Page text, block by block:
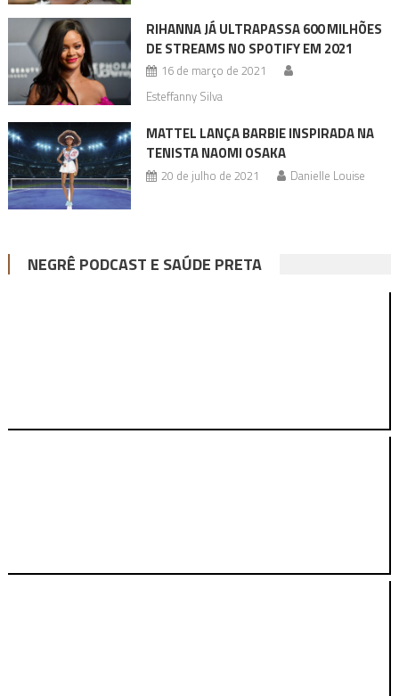
RIHANNA JÁ ULTRAPASSA 600 MILHÕES
DE STREAMS NO SPOTIFY EM 2021
16 de março de 2021
Esteffanny Silva
MATTEL LANÇA BARBIE INSPIRADA NA
TENISTA NAOMI OSAKA
20 de julho de 2021 Danielle Louise
NEGRÊ PODCAST E SAÚDE PRETA